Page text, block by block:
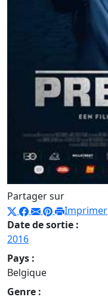
Partager sur
Imprimer
Date de sortie :
2016
Pays :
Belgique
Genre :